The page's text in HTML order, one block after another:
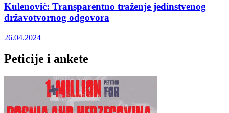
Kulenović: Transparentno traženje jedinstvenog
državotvornog odgovora
26.04.2024
Peticije i ankete